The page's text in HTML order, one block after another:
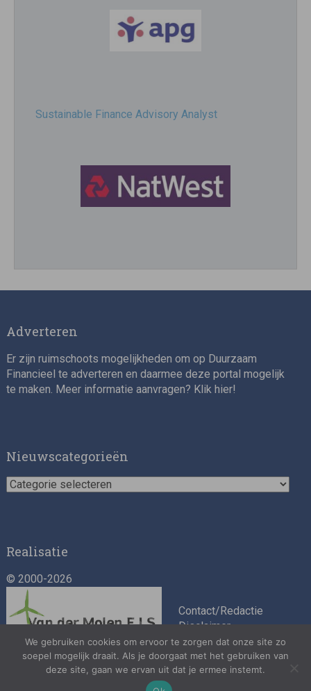
Sustainable Finance Advisory Analyst
Director, Impact Investing
Asset Management Internship – Responsible
Adverteren
Er zijn ruimschoots mogelijkheden om op Duurzaam
Financieel te adverteren en daarmee deze portal mogelijk
te maken. Meer informatie aanvragen? Klik hier!
Nieuwscategorieën
Nieuwscategorieën
Realisatie
© 2000-2026
Contact/Redactie
Disclaimer
Algemene
voorwaarden
Privacybeleid
We gebruiken cookies om ervoor te zorgen dat onze site zo
soepel mogelijk draait. Als je doorgaat met het gebruiken van
deze site, gaan we ervan uit dat je ermee instemt.